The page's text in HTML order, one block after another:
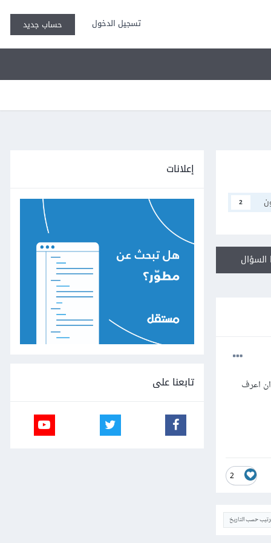
تسجيل الدخول حساب جديد
2
ان اعرف
2
حسب التاريخ
إعلانات
تابعنا على